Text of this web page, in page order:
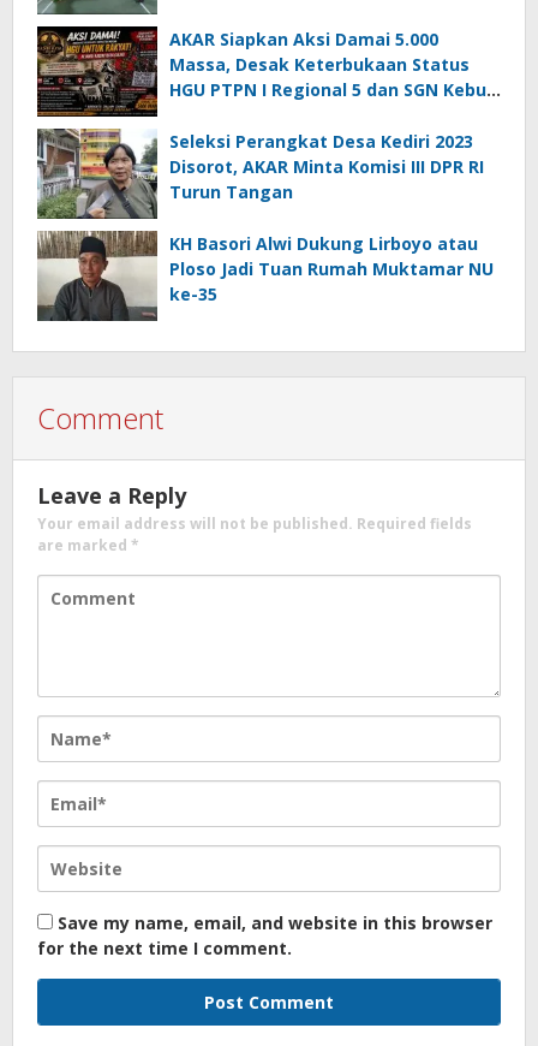
AKAR Siapkan Aksi Damai 5.000
Massa, Desak Keterbukaan Status
HGU PTPN I Regional 5 dan SGN Kebun
Seleksi Perangkat Desa Kediri 2023
Disorot, AKAR Minta Komisi III DPR RI
Turun Tangan
KH Basori Alwi Dukung Lirboyo atau
Ploso Jadi Tuan Rumah Muktamar NU
ke-35
Comment
Leave a Reply
Your email address will not be published. Required fields
are marked *
Save my name, email, and website in this browser
for the next time I comment.